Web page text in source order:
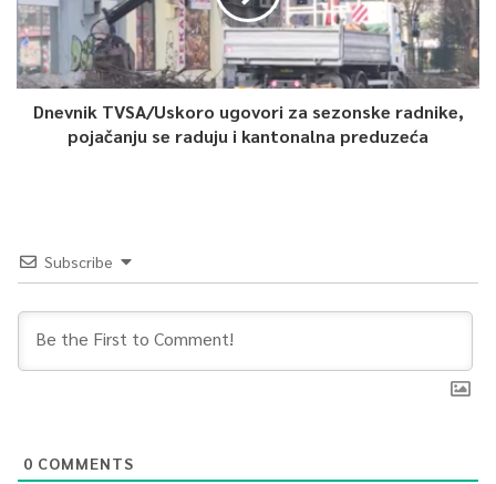
Dnevnik TVSA/Uskoro ugovori za sezonske radnike,
pojačanju se raduju i kantonalna preduzeća
Subscribe
0 COMMENTS